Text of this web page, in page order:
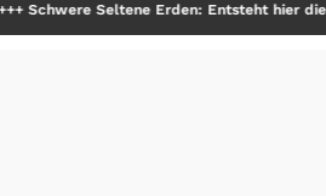
Seltene Erden: Entsteht hier die nächste